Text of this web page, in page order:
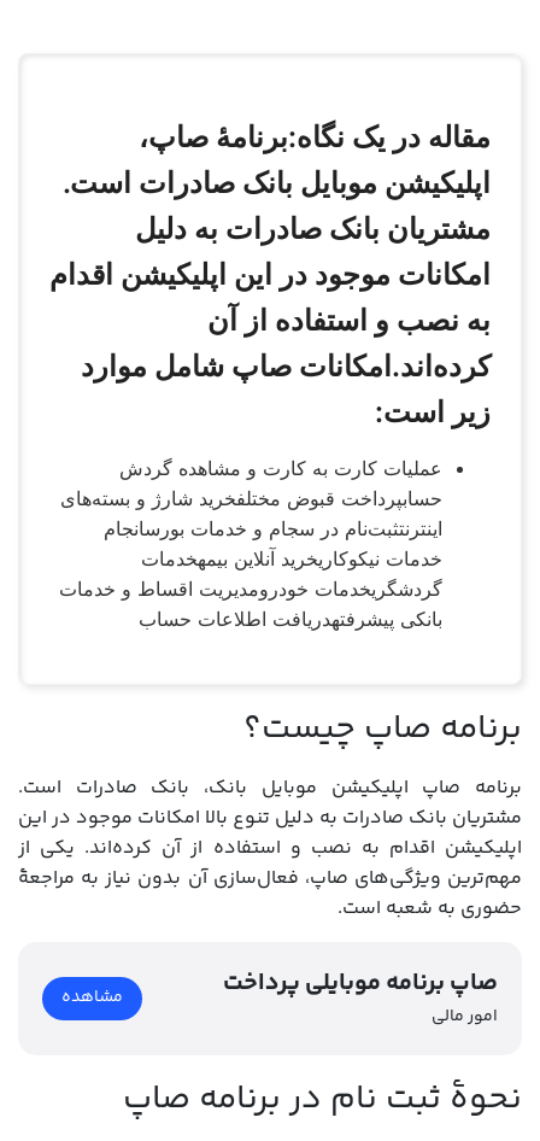
مقاله در یک نگاه:برنامۀ صاپ،
اپلیکیشن موبایل بانک صادرات است.
مشتریان بانک صادرات به دلیل
امکانات موجود در این اپلیکیشن اقدام
به نصب و استفاده از آن
کرده‌اند.امکانات صاپ شامل موارد
زیر است:
عملیات کارت به کارت و مشاهده گردش
حسابپرداخت قبوض مختلفخرید شارژ و بسته‌های
اینترنتثبت‌نام در سجام و خدمات بورسانجام
خدمات نیکوکاریخرید آنلاین بیمهخدمات
گردشگریخدمات خودرومدیریت اقساط و خدمات
بانکی پیشرفتهدریافت اطلاعات حساب
برنامه صاپ چیست؟
برنامه صاپ اپلیکیشن موبایل بانک، بانک صادرات است.
مشتریان بانک صادرات به دلیل تنوع بالا امکانات موجود در این
اپلیکیشن اقدام به نصب و استفاده از آن کرده‌اند. یکی از
مهم‌ترین ویژگی‌های صاپ، فعال‌سازی آن بدون نیاز به مراجعۀ
حضوری به شعبه است.
صاپ برنامه موبایلی پرداخت
امور مالی
مشاهده
نحوۀ ثبت نام در برنامه صاپ